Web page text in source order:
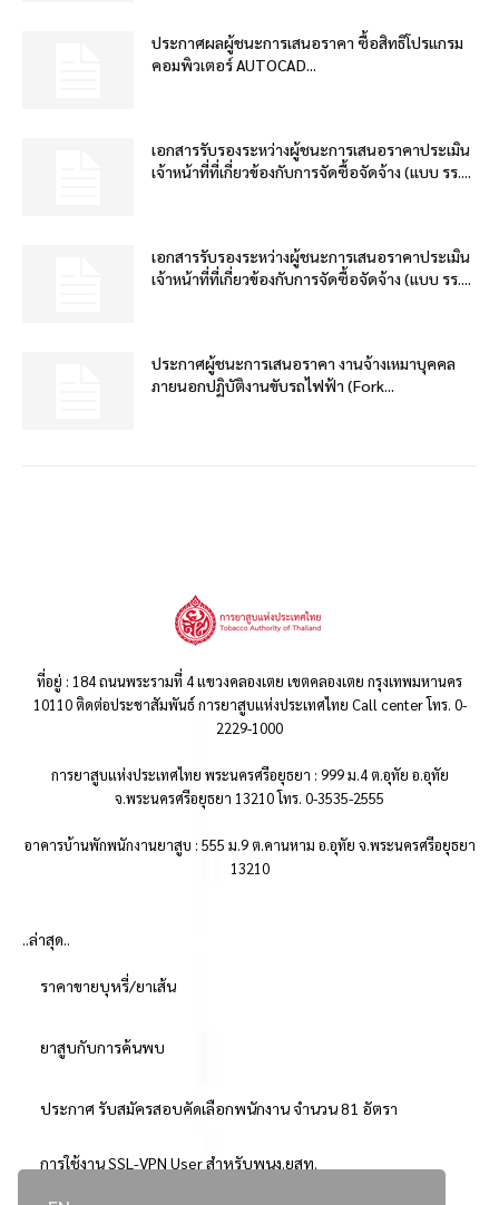
ประกาศผลผู้ชนะการเสนอราคา ซื้อสิทธิโปรแกรม
คอมพิวเตอร์ AUTOCAD...
เอกสารรับรองระหว่างผู้ชนะการเสนอราคาประเมิน
เจ้าหน้าที่ที่เกี่ยวข้องกับการจัดซื้อจัดจ้าง (แบบ รร....
เอกสารรับรองระหว่างผู้ชนะการเสนอราคาประเมิน
เจ้าหน้าที่ที่เกี่ยวข้องกับการจัดซื้อจัดจ้าง (แบบ รร....
ประกาศผู้ชนะการเสนอราคา งานจ้างเหมาบุคคล
ภายนอกปฏิบัติงานขับรถไฟฟ้า (Fork...
ที่อยู่ : 184 ถนนพระรามที่ 4 แขวงคลองเตย เขตคลองเตย กรุงเทพมหานคร
10110 ติดต่อประชาสัมพันธ์ การยาสูบแห่งประเทศไทย Call center โทร. 0-
2229-1000
การยาสูบแห่งประเทศไทย พระนครศรีอยุธยา : 999 ม.4 ต.อุทัย อ.อุทัย
จ.พระนครศรีอยุธยา 13210 โทร. 0-3535-2555
อาคารบ้านพักพนักงานยาสูบ : 555 ม.9 ต.คานหาม อ.อุทัย จ.พระนครศรีอยุธยา
13210
..ล่าสุด..
ราคาขายบุหรี่/ยาเส้น
ยาสูบกับการค้นพบ
ประกาศ รับสมัครสอบคัดเลือกพนักงาน จำนวน 81 อัตรา
การใช้งาน SSL-VPN User สำหรับพนง.ยสท.